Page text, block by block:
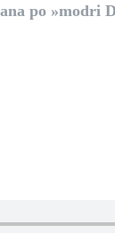
po »modri